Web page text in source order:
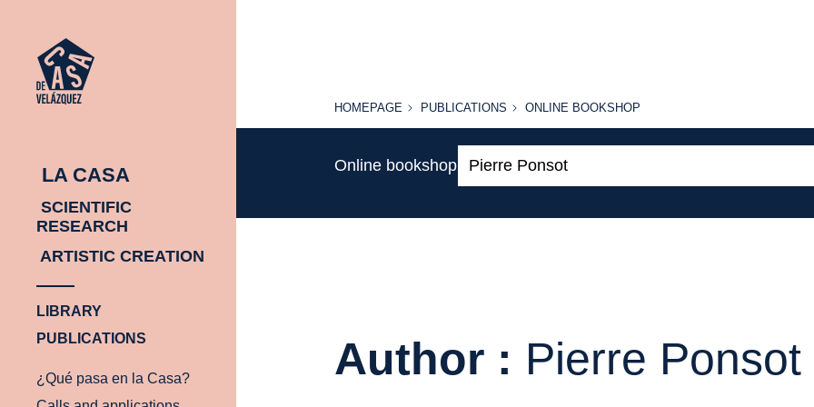
LA CASA
SCIENTIFIC
RESEARCH
ARTISTIC CREATION
LIBRARY
PUBLICATIONS
¿Qué pasa en la Casa?
HOMEPAGE
HOMEPAGE PUBLICATIONS
PUBLICATIONS
ONLINE
ONLINE BOOKSHOP
Online bookshop
Author : Pierre Ponsot